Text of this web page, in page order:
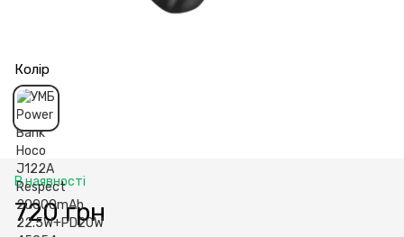
Колір
В наявності
720 грн